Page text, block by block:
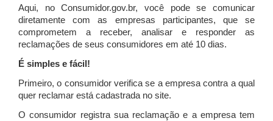
Aqui, no Consumidor.gov.br, você pode se comunicar
diretamente com as empresas participantes, que se
comprometem a receber, analisar e responder as
reclamações de seus consumidores em até 10 dias.
É simples e fácil!
Primeiro, o consumidor verifica se a empresa contra a qual
quer reclamar está cadastrada no site.
O consumidor registra sua reclamação e a empresa tem